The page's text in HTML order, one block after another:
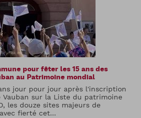
pour fêter les 15 ans des
au Patrimoine mondial
jour pour jour après l'inscription
Vauban sur la Liste du patrimoine
les douze sites majeurs de
fierté cet...